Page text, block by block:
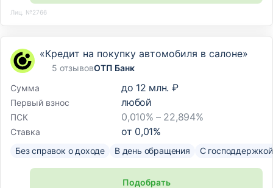
Лиц. №2766
«Кредит на покупку автомобиля в салоне»
5 отзывовОТП Банк
Сумма
до 12 млн. ₽
Первый взнос любой
ПСК 0,010% – 22,894%
Ставка от 0,01%
Без справок о доходе В день обращения С господдержкой
Подобрать